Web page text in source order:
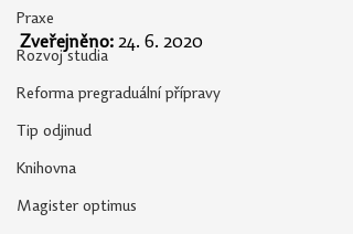
Praxe
Rozvoj studia
Reforma pregraduální přípravy
Tip odjinud
Knihovna
Magister optimus
Zveřejněno: 24. 6. 2020